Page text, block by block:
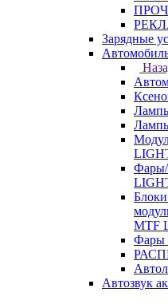
Зарядные
MTF
Фары
Автозвук